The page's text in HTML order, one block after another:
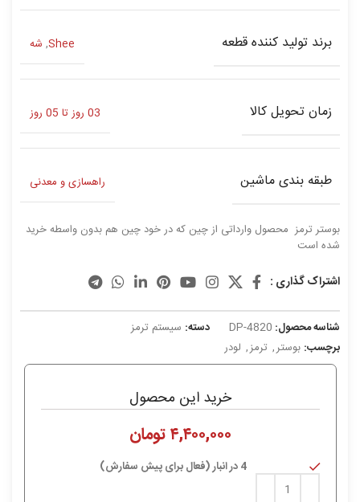
برند تولید کننده قطعه Shee
, شه
زمان تحویل کالا 03 روز تا 05 روز
طبقه بندی ماشین راهسازی و معدنی
بوستر ترمز محصول وارداتی از چین که در خود چین هم بدون واسطه خرید
شده است
اشتراک گذاری :
شناسه محصول: DP-4820 دسته: سیستم ترمز
برچسب: بوستر, ترمز, لودر
خرید این محصول
۴,۴۰۰,۰۰۰تومان
4 در انبار (فعال برای پیش سفارش)